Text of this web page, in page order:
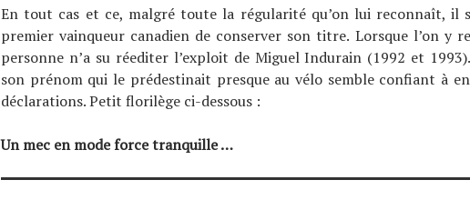
En tout cas et ce, malgré toute la régularité qu’on lui reconnaît, il
premier vainqueur canadien de conserver son titre. Lorsque l’on y
personne n’a su réediter l’exploit de Miguel Indurain (1992 et
son prénom qui le prédestinait presque au vélo semble confiant à
déclarations. Petit florilège ci-dessous :
Un mec en mode force tranquille …